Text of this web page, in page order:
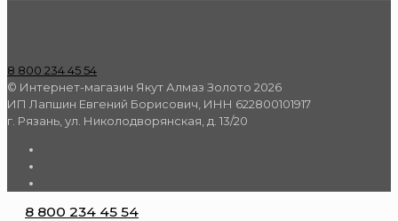
8 800 234 45 54
© Интернет-магазин Якут Алмаз Золото 2026
ИП Лапшин Евгений Борисович, ИНН 622800101917
г. Рязань, ул. Николодворянская, д. 13/20
8 800 234 45 54